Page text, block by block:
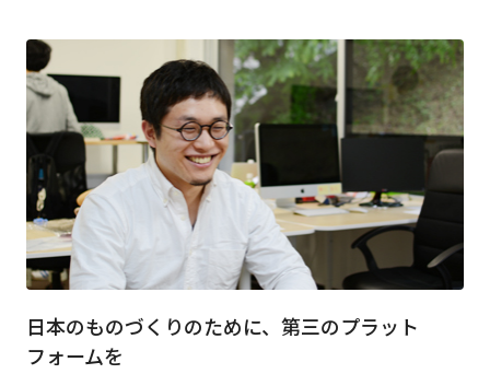
日本のものづくりのために、第三のプラット
フォームを